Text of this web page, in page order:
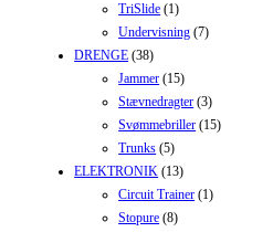
TriSlide (1)
Undervisning (7)
DRENGE (38)
Jammer (15)
Stævnedragter (3)
Svømmebriller (15)
Trunks (5)
ELEKTRONIK (13)
Circuit Trainer (1)
Stopure (8)